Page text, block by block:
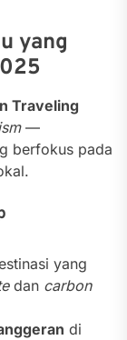
yang
Traveling
—
berfokus pada
yang
dan carbon
di